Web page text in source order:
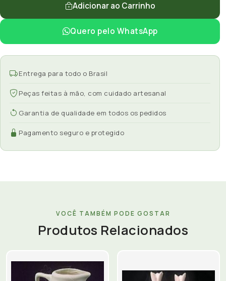
Adicionar ao Carrinho
Quero pelo WhatsApp
Entrega para todo o Brasil
Peças feitas à mão, com cuidado artesanal
Garantia de qualidade em todos os pedidos
Pagamento seguro e protegido
VOCÊ TAMBÉM PODE GOSTAR
Produtos Relacionados